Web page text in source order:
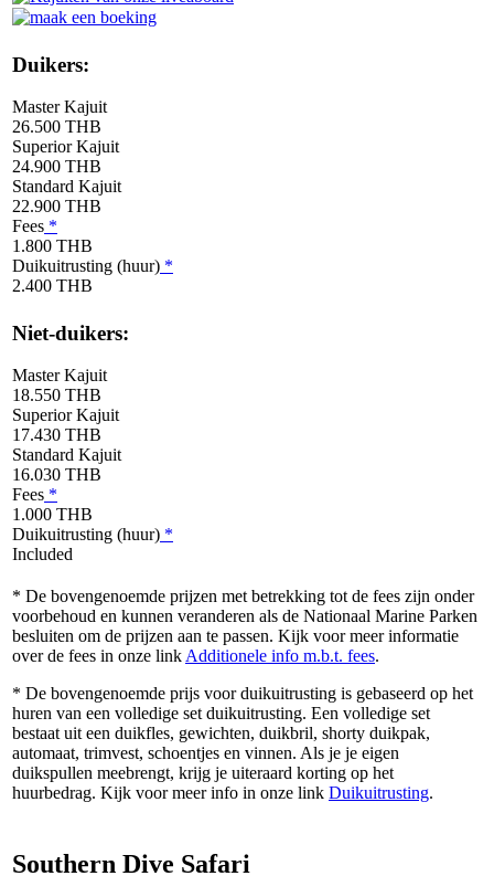
Duikers:
Master Kajuit
26.500 THB
Superior Kajuit
24.900 THB
Standard Kajuit
22.900 THB
Fees *
1.800 THB
Duikuitrusting (huur) *
2.400 THB
Niet-duikers:
Master Kajuit
18.550 THB
Superior Kajuit
17.430 THB
Standard Kajuit
16.030 THB
Fees *
1.000 THB
Duikuitrusting (huur) *
Included
* De bovengenoemde prijzen met betrekking tot de fees zijn onder
voorbehoud en kunnen veranderen als de Nationaal Marine Parken
besluiten om de prijzen aan te passen. Kijk voor meer informatie
over de fees in onze link Additionele info m.b.t. fees.
* De bovengenoemde prijs voor duikuitrusting is gebaseerd op het
huren van een volledige set duikuitrusting. Een volledige set
bestaat uit een duikfles, gewichten, duikbril, shorty duikpak,
automaat, trimvest, schoentjes en vinnen. Als je je eigen
duikspullen meebrengt, krijg je uiteraard korting op het
huurbedrag. Kijk voor meer info in onze link Duikuitrusting.
Southern Dive Safari